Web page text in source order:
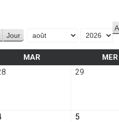
Jour
MAR MER
29
5